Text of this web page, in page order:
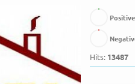
Hits: 13487